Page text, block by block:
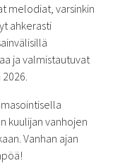
melodiat, varsinkin
ahkerasti
ja valmistautuvat
kuulijan vanhojen
Vanhan ajan